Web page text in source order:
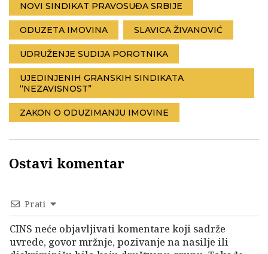
NOVI SINDIKAT PRAVOSUĐA SRBIJE
ODUZETA IMOVINA SLAVICA ŽIVANOVIĆ
UDRUŽENJE SUDIJA POROTNIKA
UJEDINJENIH GRANSKIH SINDIKATA
“NEZAVISNOST”
ZAKON O ODUZIMANJU IMOVINE
Ostavi komentar
Prati
CINS neće objavljivati komentare koji sadrže
uvrede, govor mržnje, pozivanje na nasilje ili